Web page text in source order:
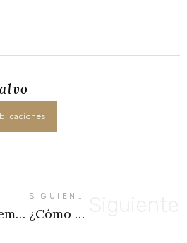
Cómo sacar tiempo para lo verdaderamente importante
SIGUIENTE
¿Cómo mantener la motivación del primer día?